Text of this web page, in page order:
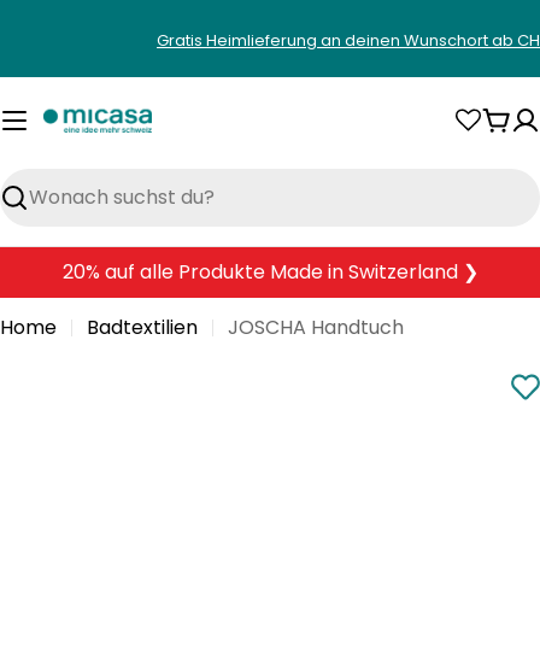
springen
Gratis Heimlieferung an deinen Wunschort ab
Suchen
20% auf alle Produkte Made in Switzerland ❯
Home
Badtextilien JOSCHA Handtuch